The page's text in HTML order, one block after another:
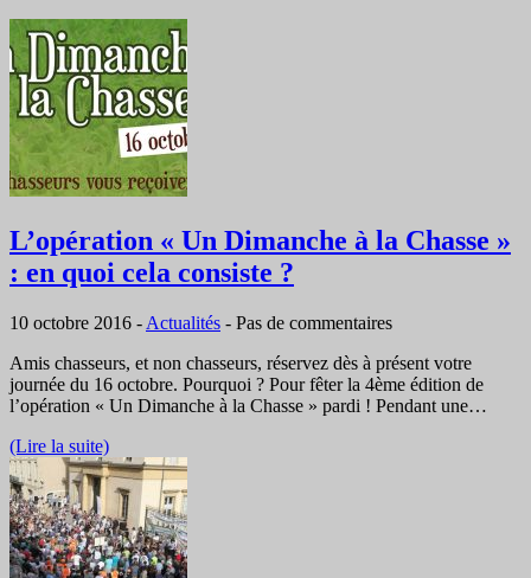
L’opération « Un Dimanche à la Chasse »
: en quoi cela consiste ?
10 octobre 2016 - Actualités - Pas de commentaires
Amis chasseurs, et non chasseurs, réservez dès à présent votre
journée du 16 octobre. Pourquoi ? Pour fêter la 4ème édition de
l’opération « Un Dimanche à la Chasse » pardi ! Pendant une…
(Lire la suite)